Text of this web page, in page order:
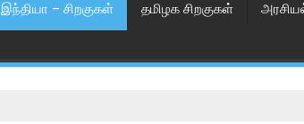
இந்தியா – சிறகுகள் தமிழக சிறகுகள்